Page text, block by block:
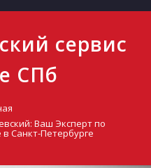
сервис
СПб
Ваш Эксперт по
Санкт-Петербурге